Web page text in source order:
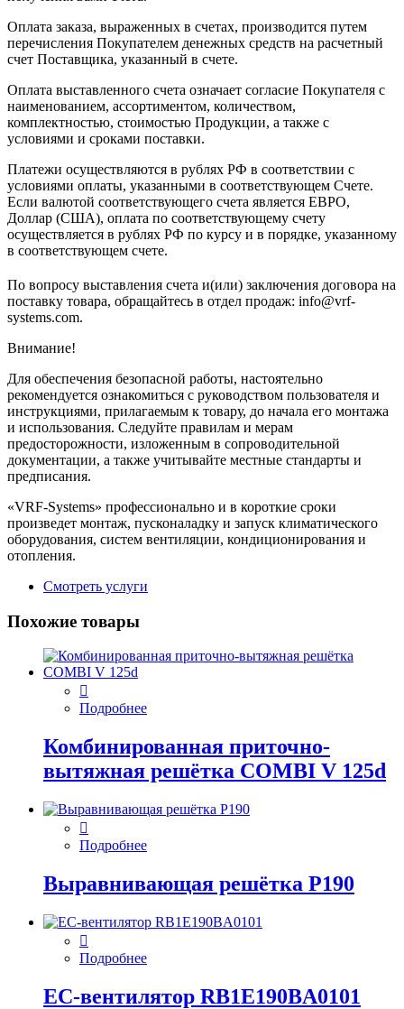
Оплата заказа, выраженных в счетах, производится путем
перечисления Покупателем денежных средств на расчетный
счет Поставщика, указанный в счете.
Оплата выставленного счета означает согласие Покупателя с
наименованием, ассортиментом, количеством,
комплектностью, стоимостью Продукции, а также с
условиями и сроками поставки.
Платежи осуществляются в рублях РФ в соответствии с
условиями оплаты, указанными в соответствующем Счете.
Если валютой соответствующего счета является ЕВРО,
Доллар (США), оплата по соответствующему cчету
осуществляется в рублях РФ по курсу и в порядке, указанному
в соответствующем cчете.
По вопросу выставления счета и(или) заключения договора на
поставку товара, обращайтесь в отдел продаж: info@vrf-
systems.com.
Внимание!
Для обеспечения безопасной работы, настоятельно
рекомендуется ознакомиться с руководством пользователя и
инструкциями, прилагаемым к товару, до начала его монтажа
и использования. Следуйте правилам и мерам
предосторожности, изложенным в сопроводительной
документации, а также учитывайте местные стандарты и
предписания.
«VRF-Systems» профессионально и в короткие сроки
произведет монтаж, пусконаладку и запуск климатического
оборудования, систем вентиляции, кондиционирования и
отопления.
Смотреть услуги
Похожие товары
Подробнее
Комбинированная приточно-
вытяжная решётка COMBI V 125d
Подробнее
Выравнивающая решётка P190
Подробнее
EC-вентилятор RB1E190BA0101